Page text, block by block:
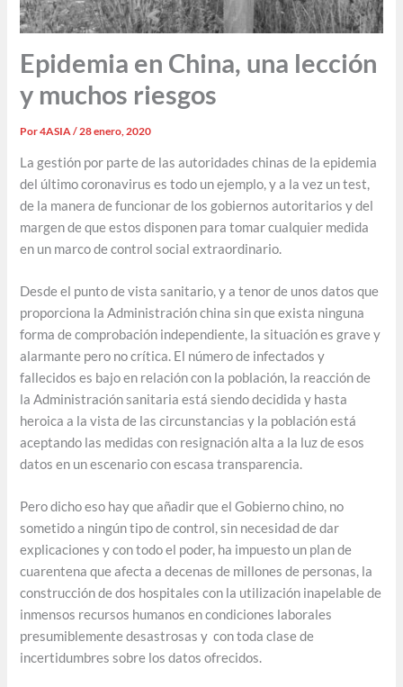
Epidemia en China, una lección
y muchos riesgos
Por4ASIA/28 enero, 2020
La gestión por parte de las autoridades chinas de la epidemia
del último coronavirus es todo un ejemplo, y a la vez un test,
de la manera de funcionar de los gobiernos autoritarios y del
margen de que estos disponen para tomar cualquier medida
en un marco de control social extraordinario.
Desde el punto de vista sanitario, y a tenor de unos datos que
proporciona la Administración china sin que exista ninguna
forma de comprobación independiente, la situación es grave y
alarmante pero no crítica. El número de infectados y
fallecidos es bajo en relación con la población, la reacción de
la Administración sanitaria está siendo decidida y hasta
heroica a la vista de las circunstancias y la población está
aceptando las medidas con resignación alta a la luz de esos
datos en un escenario con escasa transparencia.
Pero dicho eso hay que añadir que el Gobierno chino, no
sometido a ningún tipo de control, sin necesidad de dar
explicaciones y con todo el poder, ha impuesto un plan de
cuarentena que afecta a decenas de millones de personas, la
construcción de dos hospitales con la utilización inapelable de
inmensos recursos humanos en condiciones laborales
presumiblemente desastrosas y con toda clase de
incertidumbres sobre los datos ofrecidos.